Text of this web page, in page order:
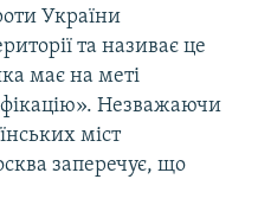
України
та називає це
має на меті
Незважаючи
міст
заперечує, що